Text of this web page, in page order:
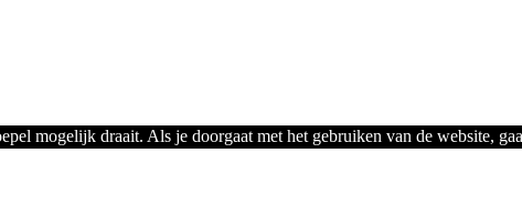
mogelijk draait. Als je doorgaat met het gebruiken van de website,